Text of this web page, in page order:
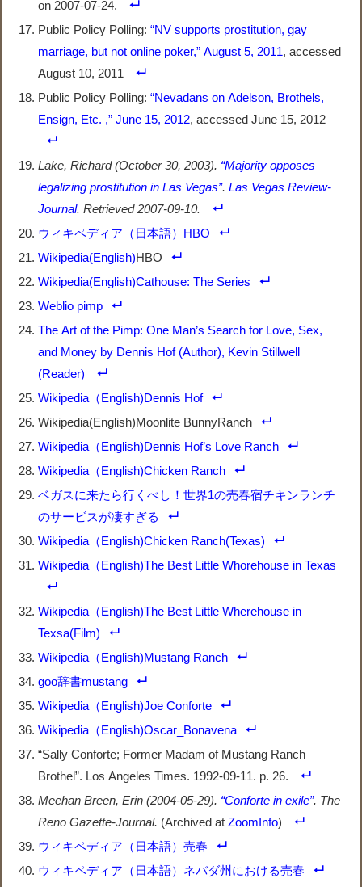
on 2007-07-24.
Public Policy Polling:“NV supports prostitution, gay
marriage, but not online poker,” August 5, 2011, accessed
August 10, 2011
Public Policy Polling:“Nevadans on Adelson, Brothels,
Ensign, Etc. ,” June 15, 2012, accessed June 15, 2012
Lake, Richard (October 30, 2003). “Majority opposes
legalizing prostitution in Las Vegas”.Las Vegas Review-
Journal. Retrieved2007-09-10.
ウィキペディア（日本語）HBO
Wikipedia(English)HBO
Wikipedia(English)Cathouse: The Series
Weblio pimp
The Art of the Pimp: One Man’s Search for Love, Sex,
and Money by Dennis Hof (Author), Kevin Stillwell
(Reader)
Wikipedia（English)Dennis Hof
Wikipedia(English)Moonlite BunnyRanch
Wikipedia（English)Dennis Hof’s Love Ranch
Wikipedia（English)Chicken Ranch
ベガスに来たら行くべし！世界1の売春宿チキンランチ
のサービスが凄すぎる
Wikipedia（English)Chicken Ranch(Texas)
Wikipedia（English)The Best Little Whorehouse in Texas
Wikipedia（English)The Best Little Wherehouse in
Texsa(Film)
Wikipedia（English)Mustang Ranch
goo辞書mustang
Wikipedia（English)Joe Conforte
Wikipedia（English)Oscar_Bonavena
“Sally Conforte; Former Madam of Mustang Ranch
Brothel”. Los Angeles Times. 1992-09-11. p. 26.
Meehan Breen, Erin (2004-05-29). “Conforte in exile”. The
Reno Gazette-Journal. (Archived atZoomInfo)
ウィキペディア（日本語）売春
ウィキペディア（日本語）ネバダ州における売春